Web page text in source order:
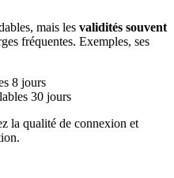
mais les validités souvent
fréquentes. Exemples, ses
8 jours
30 jours
la qualité de connexion et